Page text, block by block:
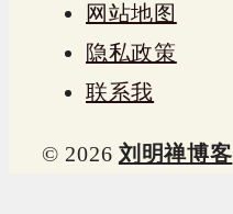
网站地图
隐私政策
联系我
© 2026 刘明禅博客